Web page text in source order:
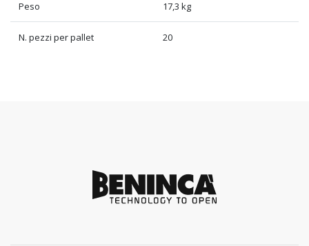
Peso 17,3 kg
N. pezzi per pallet 20